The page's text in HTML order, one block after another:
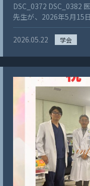
DSC_0372 DSC_0382 医局員の大石 光寿先生と戸山 真吾
先生が、2026年5月15
トックホルムで開催さ
2026）に参加しま
「Quantitative
skin toxicity in
Cutometer
（Cutometerによる弾
る晩期放射線性皮膚障
山先生の演題は、「
ion radiotherapy
single-institutional
癌に対する炭素イオン
き解析） 以下、大石先
の国際学会で大変緊張
貴重な体験をさせてい
は欧州が中心ですが、
2026.05.22 学会